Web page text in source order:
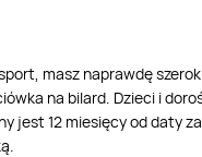
masz naprawdę
na bilard. Dzieci i
jest 12 miesięcy od daty